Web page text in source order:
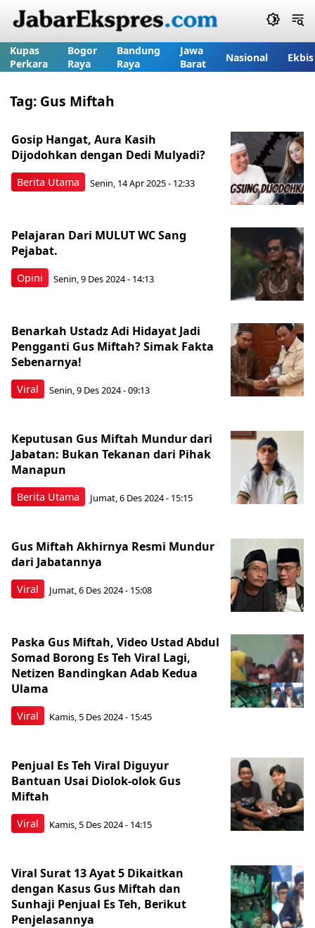
Kupas
Perkara
Bogor
Raya
Bandung
Raya
Jawa
Barat
Nasional Ekbis
Tag: Gus Miftah
Berita Utama
Gosip Hangat, Aura Kasih
Dijodohkan dengan Dedi Mulyadi?
Senin, 14 Apr 2025 - 12:33
Opini
Pelajaran Dari MULUT WC Sang
Pejabat.
Senin, 9 Des 2024 - 14:13
Viral
Benarkah Ustadz Adi Hidayat Jadi
Pengganti Gus Miftah? Simak Fakta
Sebenarnya!
Senin, 9 Des 2024 - 09:13
Berita Utama
Keputusan Gus Miftah Mundur dari
Jabatan: Bukan Tekanan dari Pihak
Manapun
Jumat, 6 Des 2024 - 15:15
Viral
Gus Miftah Akhirnya Resmi Mundur
dari Jabatannya
Jumat, 6 Des 2024 - 15:08
Viral
Paska Gus Miftah, Video Ustad Abdul
Somad Borong Es Teh Viral Lagi,
Netizen Bandingkan Adab Kedua
Ulama
Kamis, 5 Des 2024 - 15:45
Viral
Penjual Es Teh Viral Diguyur
Bantuan Usai Diolok-olok Gus
Miftah
Kamis, 5 Des 2024 - 14:15
Viral Surat 13 Ayat 5 Dikaitkan
dengan Kasus Gus Miftah dan
Sunhaji Penjual Es Teh, Berikut
Penjelasannya